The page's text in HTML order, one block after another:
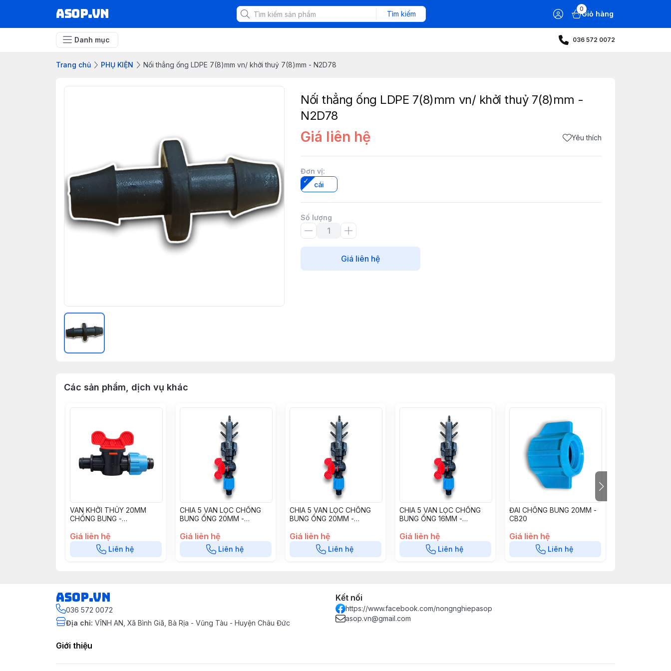
asop.vn Tìm kiếm
0
Giỏ hàng
Danh mục 036 572 0072
Trang chủ PHỤ KIỆN Nối thẳng ống LDPE 7(8)mm vn/ khởi thuỷ 7(8)mm - N2D78
Nối thẳng ống LDPE 7(8)mm vn/ khởi thuỷ 7(8)mm -
N2D78
Giá liên hệ Yêu thích
Đơn vị:
cái
Số lượng
Giá liên hệ
Các sản phẩm, dịch vụ khác
VAN KHỞI THỦY 20MM
CHỐNG BUNG -
Giá liên hệ
Liên hệ
CHIA 5 VAN LỌC CHỐNG
BUNG ỐNG 20MM -
Giá liên hệ
Liên hệ
CHIA 5 VAN LỌC CHỐNG
BUNG ỐNG 20MM -
Giá liên hệ
Liên hệ
CHIA 5 VAN LỌC CHỐNG
BUNG ỐNG 16MM -
Giá liên hệ
Liên hệ
ĐAI CHỐNG BUNG 20MM -
CB20
Giá liên hệ
Liên hệ
asop.vn
036 572 0072
Địa chỉ: VĨNH AN, Xã Bình Giã, Bà Rịa - Vũng Tàu - Huyện Châu Đức
Kết nối
https://www.facebook.com/nongnghiepasop
asop.vn@gmail.com
Giới thiệu